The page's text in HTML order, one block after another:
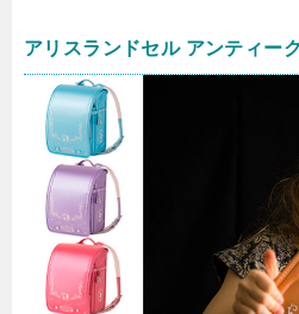
アリスランドセル アンティー